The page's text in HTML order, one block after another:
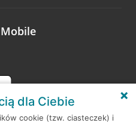
dla Ciebie
cookie (tzw. ciasteczek) i